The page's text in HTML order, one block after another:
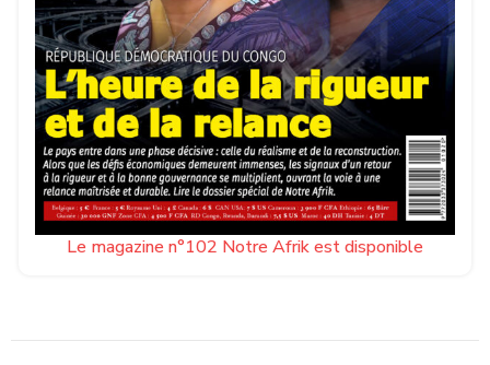
Le magazine n°102 Notre Afrik est disponible